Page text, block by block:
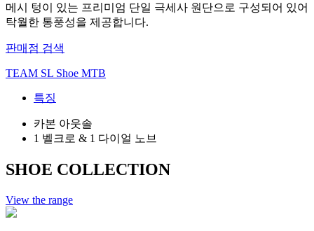
메시 텅이 있는 프리미엄 단일 극세사 원단으로 구성되어 있어
탁월한 통풍성을 제공합니다.
판매점 검색
TEAM SL Shoe MTB
특징
카본 아웃솔
1 벨크로 & 1 다이얼 노브
SHOE COLLECTION
View the range